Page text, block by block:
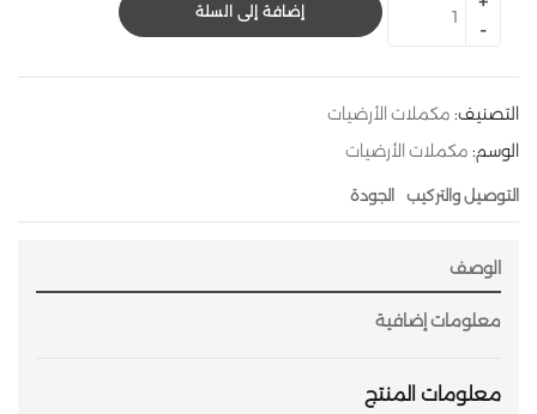
إضافة إلى السلة
التصنيف: مكملات الأرضيات
الوسم: مكملات الأرضيات
التوصيل والتركيب الجودة
الوصف
معلومات إضافية
معلومات المنتج